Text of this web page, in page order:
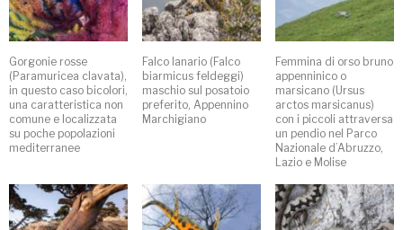
Gorgonie rosse
(Paramuricea clavata),
in questo caso bicolori,
una caratteristica non
comune e localizzata
su poche popolazioni
mediterranee
Falco lanario (Falco
biarmicus feldeggi)
maschio sul posatoio
preferito, Appennino
Marchigiano
Femmina di orso bruno
appenninico o
marsicano (Ursus
arctos marsicanus)
con i piccoli attraversa
un pendio nel Parco
Nazionale d’Abruzzo,
Lazio e Molise